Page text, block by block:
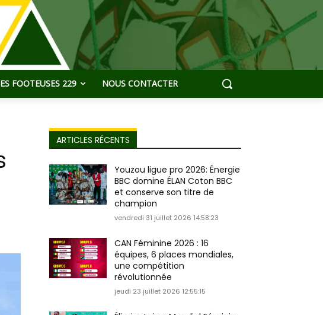
FOOTEUSES 229 NOUS CONTACTER
ARTICLES RÉCENTS
Youzou ligue pro 2026: Énergie
BBC domine ÉLAN Coton BBC
et conserve son titre de
champion
vendredi 31 juillet 2026 14:58:23
CAN Féminine 2026 : 16
équipes, 6 places mondiales,
une compétition
révolutionnée
jeudi 23 juillet 2026 12:55:15